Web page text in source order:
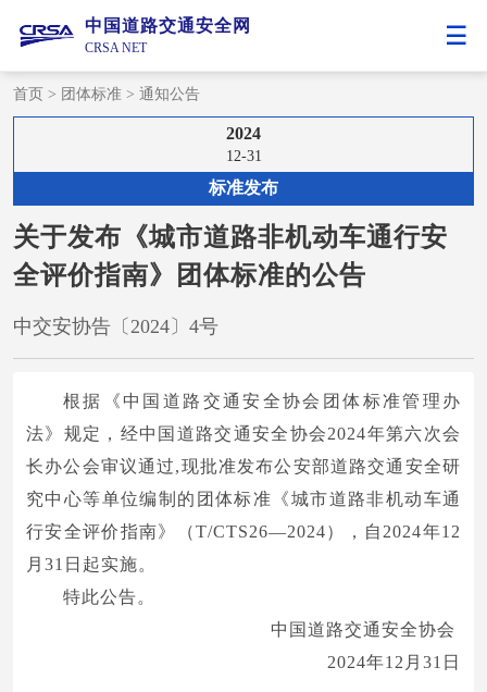
中国道路交通安全网
CRSA NET
首页 > 团体标准 > 通知公告
2024
12-31
标准发布
关于发布《城市道路非机动车通行安
全评价指南》团体标准的公告
中交安协告〔2024〕4号
根据《中国道路交通安全协会团体标准管理办
法》规定，经中国道路交通安全协会2024年第六次会
长办公会审议通过,现批准发布公安部道路交通安全研
究中心等单位编制的团体标准《城市道路非机动车通
行安全评价指南》（T/CTS26—2024），自2024年12
月31日起实施。
特此公告。
中国道路交通安全协会
2024年12月31日